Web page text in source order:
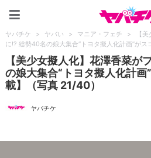
ヤバチケ > ヤバい > マニア・フェチ >
【
に!? 総勢40名の娘大集合“トヨタ擬人化計画”がス
【美少女擬人化】花澤香菜が
の娘大集合“トヨタ擬人化計画
載】（写真 21/40）
ヤバチケ